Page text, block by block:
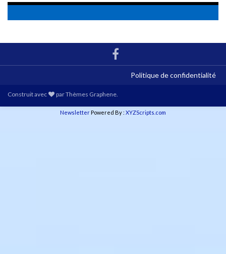
Politique de confidentialité
Construit avec parThèmes Graphene.
NewsletterPowered By : XYZScripts.com